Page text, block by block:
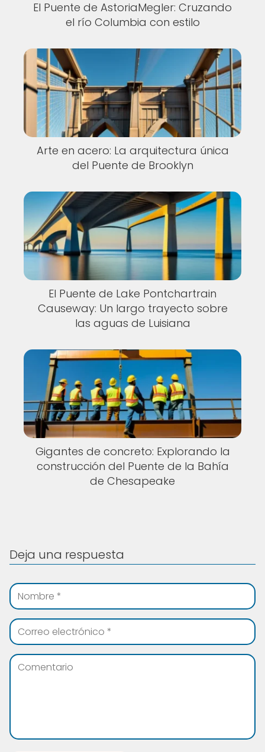
El Puente de AstoriaMegler: Cruzando
el río Columbia con estilo
Arte en acero: La arquitectura única
del Puente de Brooklyn
El Puente de Lake Pontchartrain
Causeway: Un largo trayecto sobre
las aguas de Luisiana
Gigantes de concreto: Explorando la
construcción del Puente de la Bahía
de Chesapeake
Deja una respuesta